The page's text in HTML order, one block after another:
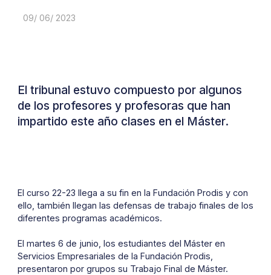
09/ 06/ 2023
El tribunal estuvo compuesto por algunos
de los profesores y profesoras que han
impartido este año clases en el Máster.
El curso 22-23 llega a su fin en la Fundación Prodis y con
ello, también llegan las defensas de trabajo finales de los
diferentes programas académicos.
El martes 6 de junio, los estudiantes del Máster en
Servicios Empresariales de la Fundación Prodis,
presentaron por grupos su Trabajo Final de Máster.